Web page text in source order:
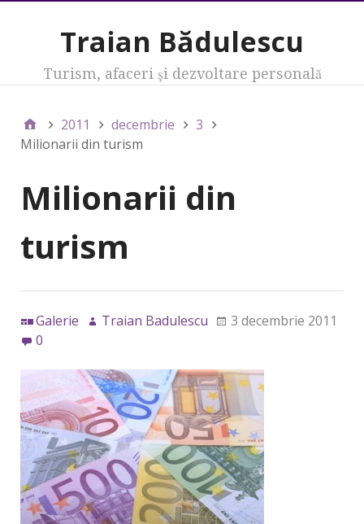
Traian Bădulescu
Turism, afaceri şi dezvoltare personală
2011 decembrie
3
Milionarii din turism
Milionarii din
turism
Galerie Traian Badulescu
3 decembrie 2011
0